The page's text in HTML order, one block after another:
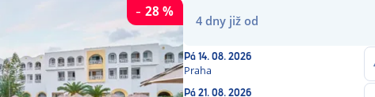
- 28%
4dny již od
Pá14. 08. 2026
Praha
Pá21. 08. 2026